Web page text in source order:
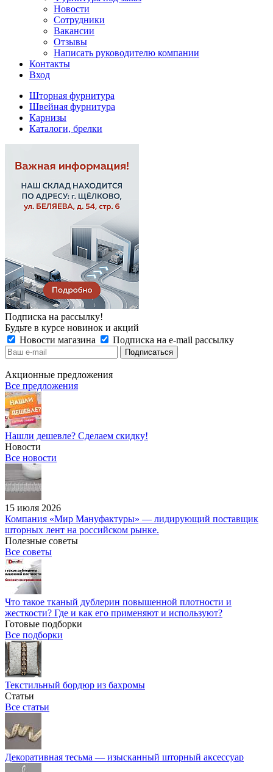
Новости
Сотрудники
Вакансии
Отзывы
Написать руководителю компании
Контакты
Вход
Шторная фурнитура
Швейная фурнитура
Карнизы
Каталоги, брелки
Подписка на рассылку!
Будьте в курсе новинок и акций
Новости магазина
Подписка на e-mail рассылку
Акционные предложения
Все предложения
Нашли дешевле? Сделаем скидку!
Новости
Все новости
15 июля 2026
Компания «Мир Мануфактуры» — лидирующий поставщик
шторных лент на российском рынке.
Полезные советы
Все советы
Что такое тканый дублерин повышенной плотности и
жесткости? Где и как его применяют и используют?
Готовые подборки
Все подборки
Текстильный бордюр из бахромы
Статьи
Все статьи
Декоративная тесьма — изысканный шторный аксессуар